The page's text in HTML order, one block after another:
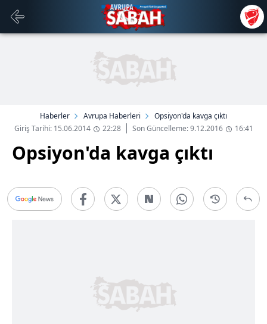
Haberler Avrupa Haberleri
Opsiyon'da kavga çıktı
Giriş Tarihi: 15.06.2014
22:28 Son Güncelleme: 9.12.2016 16:41
Opsiyon'da kavga çıktı